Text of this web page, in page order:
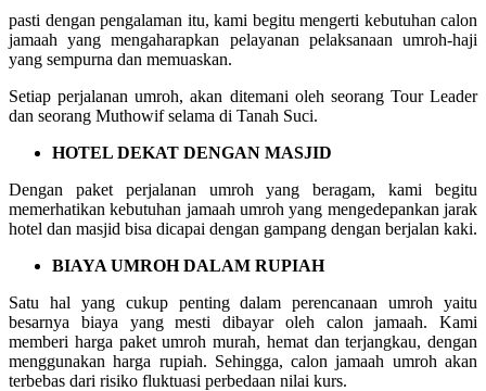
pasti dengan pengalaman itu, kami begitu mengerti kebutuhan calon
jamaah yang mengaharapkan pelayanan pelaksanaan umroh-haji
yang sempurna dan memuaskan.
Setiap perjalanan umroh, akan ditemani oleh seorang Tour Leader
dan seorang Muthowif selama di Tanah Suci.
HOTEL DEKAT DENGAN MASJID
Dengan paket perjalanan umroh yang beragam, kami begitu
memerhatikan kebutuhan jamaah umroh yang mengedepankan jarak
hotel dan masjid bisa dicapai dengan gampang dengan berjalan kaki.
BIAYA UMROH DALAM RUPIAH
Satu hal yang cukup penting dalam perencanaan umroh yaitu
besarnya biaya yang mesti dibayar oleh calon jamaah. Kami
memberi harga paket umroh murah, hemat dan terjangkau, dengan
menggunakan harga rupiah. Sehingga, calon jamaah umroh akan
terbebas dari risiko fluktuasi perbedaan nilai kurs.